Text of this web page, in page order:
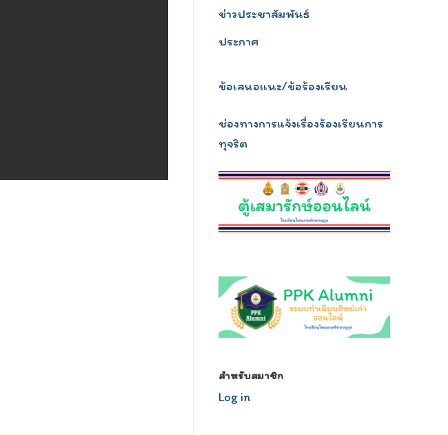
ข่าวประชาสัมพันธ์
ประกาศ
ข้อเสนอแนะ/ข้อร้องเรียน
ช่องทางการแจ้งเรื่องร้องเรียนการ
ทุจริต
สำหรับสมาชิก
Log in